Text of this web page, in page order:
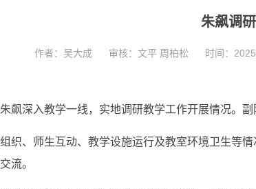
朱飙调
作者：吴大成 审核：文平 周柏松 时间：
飙深入教学一线，实地调研教学工作开展情况。
织、师生互动、教学设施运行及教室环境卫生等
流。